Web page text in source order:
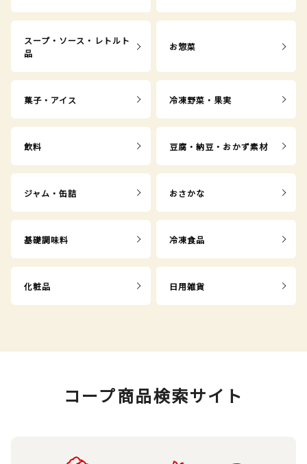
スープ・ソース・レトルト
品
お惣菜
菓子・アイス 冷凍野菜・果実
飲料 豆腐・納豆・おかず素材
ジャム・缶詰 おさかな
基礎調味料 冷凍食品
化粧品 日用雑貨
コープ商品検索サイト